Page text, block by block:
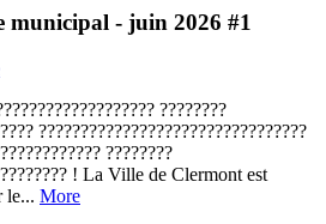
municipal - juin 2026 #1
????????
????????????????????????????????
????????
! La Ville de Clermont est
le... More